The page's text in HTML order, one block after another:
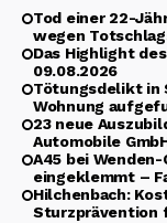
Tod einer 22-
wegen
Das Highlight
09.08.2026
Tötungsdelikt in
Wohnung
23 neue
Automobile
A45 bei
eingeklemmt –
Hilchenbach:
Sturzprävention